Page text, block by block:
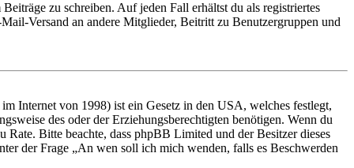
zu schreiben. Auf jeden Fall erhältst du als registriertes
Versand an andere Mitglieder, Beitritt zu Benutzergruppen und
Internet von 1998) ist ein Gesetz in den USA, welches festlegt,
des oder der Erziehungsberechtigten benötigen. Wenn du
Bitte beachte, dass phpBB Limited und der Besitzer dieses
der Frage „An wen soll ich mich wenden, falls es Beschwerden